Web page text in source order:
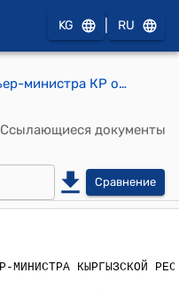
KG RU
Распоряжение премьер-министра КР от 7 августа 2008 года № 302 (Об утверждении Плана мероприятий по укреплению исполнительской дисциплины в государственных органах исполнительной власти)
Ссылающиеся документы
Сравнение